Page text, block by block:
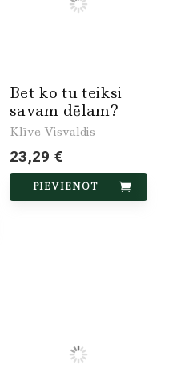
Bet ko tu teiksi
savam dēlam?
Klīve Visvaldis
23,29 €
PIEVIENOT